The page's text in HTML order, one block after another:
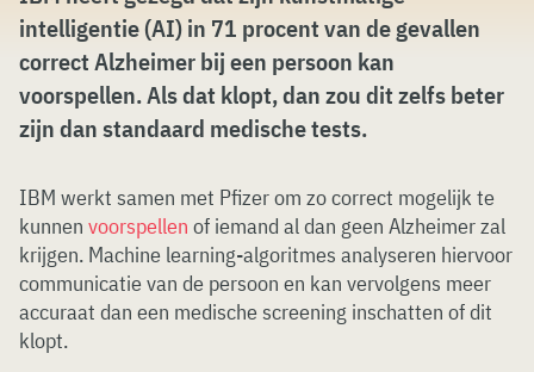
intelligentie (AI) in 71 procent van de gevallen
correct Alzheimer bij een persoon kan
voorspellen. Als dat klopt, dan zou dit zelfs beter
zijn dan standaard medische tests.
IBM werkt samen met Pfizer om zo correct mogelijk te
kunnen voorspellen of iemand al dan geen Alzheimer zal
krijgen. Machine learning-algoritmes analyseren hiervoor
communicatie van de persoon en kan vervolgens meer
accuraat dan een medische screening inschatten of dit
klopt.